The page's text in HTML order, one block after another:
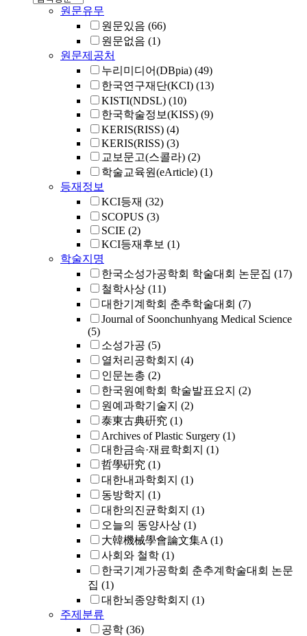
원문유무
원문있음 (66)
원문없음 (1)
원문제공처
누리미디어(DBpia) (49)
한국연구재단(KCI) (13)
KISTI(NDSL) (10)
한국학술정보(KISS) (9)
KERIS(RISS) (4)
KERIS(RISS) (3)
교보문고(스콜라) (2)
학술교육원(eArticle) (1)
등재정보
KCI등재 (32)
SCOPUS (3)
SCIE (2)
KCI등재후보 (1)
학술지명
한국소성가공학회 학술대회 논문집 (17)
철학사상 (11)
대한기계학회 춘추학술대회 (7)
Journal of Soonchunhyang Medical Science
(5)
소성가공 (5)
열처리공학회지 (4)
인문논총 (2)
한국원예학회 학술발표요지 (2)
원예과학기술지 (2)
泰東古典硏究 (1)
Archives of Plastic Surgery (1)
대한금속·재료학회지 (1)
哲學硏究 (1)
대한내과학회지 (1)
동방학지 (1)
대한의진균학회지 (1)
오늘의 동양사상 (1)
大韓機械學會論文集A (1)
사회와 철학 (1)
한국기계가공학회 춘추계학술대회 논문
집 (1)
대한뇌종양학회지 (1)
주제분류
공학 (36)